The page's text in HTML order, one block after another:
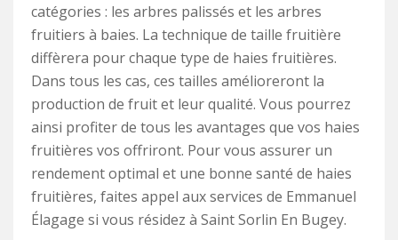
catégories : les arbres palissés et les arbres
fruitiers à baies. La technique de taille fruitière
diffèrera pour chaque type de haies fruitières.
Dans tous les cas, ces tailles amélioreront la
production de fruit et leur qualité. Vous pourrez
ainsi profiter de tous les avantages que vos haies
fruitières vos offriront. Pour vous assurer un
rendement optimal et une bonne santé de haies
fruitières, faites appel aux services de Emmanuel
Élagage si vous résidez à Saint Sorlin En Bugey.